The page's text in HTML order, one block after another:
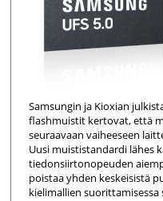
Samsungin ja Kioxian
flashmuistit kertovat, että
seuraavaan vaiheeseen
Uusi muististandardi lähes
tiedonsiirtonopeuden
poistaa yhden keskeisistä
kielimallien